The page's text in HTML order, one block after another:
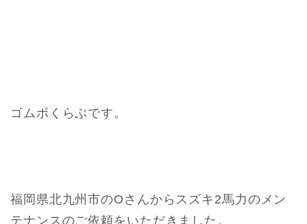
ゴムボくらぶです。
福岡県北九州市のOさんからスズキ2馬力のメン
テナンスのご依頼をいただきました。